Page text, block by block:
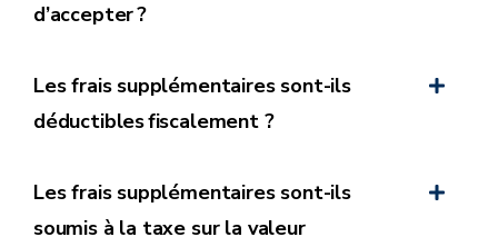
d’accepter ?
Les frais supplémentaires sont-ils
déductibles fiscalement ?
Les frais supplémentaires sont-ils
soumis à la taxe sur la valeur